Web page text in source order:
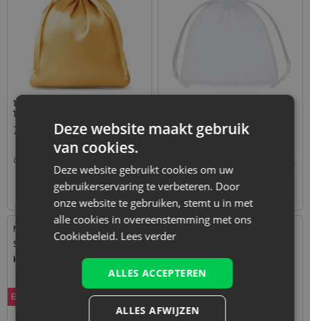
10 stuks Satijnen zakjes 10 x
13 cm - goud
2,09
0,21
verp. +
25 stuks Organza zakjes 9 x
2,99€
1 verp. = 25 st.
Tijdelijk niet op voorraad
Maat: 10x13 cm
Stof: Organza
Kleur:
Bestseller
Maat: 13x18 cm
Kleur:
Deze website maakt gebruik
van cookies.
Deze website gebruikt cookies om uw
gebruikerservaring te verbeteren. Door
onze website te gebruiken, stemt u in met
alle cookies in overeenstemming met ons
Cookiebeleid. Lees verder
ALLES ACCEPTEREN
ALLES AFWIJZEN